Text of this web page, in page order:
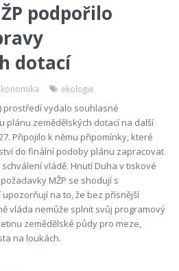
podpořilo
dotací
ekologie
prostředí vydalo souhlasné
plánu zemědělských dotací na další
Připojilo k němu připomínky, které
do finální podoby plánu zapracovat
vládě. Hnutí Duha v tiskové
MŽP se shodují s
na to, že bez přísnější
vláda nemůže splnit svůj programový
zemědělské půdy pro meze,
na loukách.